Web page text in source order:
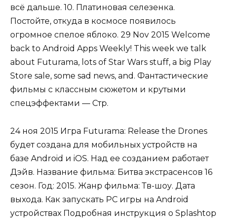
всё дальше. 10. Платиновая селезенка.
Постойте, откуда в космосе появилось
огромное спелое яблоко. 29 Nov 2015 Welcome
back to Android Apps Weekly! This week we talk
about Futurama, lots of Star Wars stuff, a big Play
Store sale, some sad news, and. Фантастические
фильмы с классным сюжетом и крутыми
спецэффектами — Стр.
24 ноя 2015 Игра Futurama: Release the Drones
будет создана для мобильных устройств на
базе Android и iOS. Над ее созданием работает
Дэйв. Название фильма: Битва экстрасенсов 16
сезон. Год: 2015. Жанр фильма: Тв-шоу. Дата
выхода. Как запускать PC игры на Android
устройствах Подробная инструкция о Splashtop